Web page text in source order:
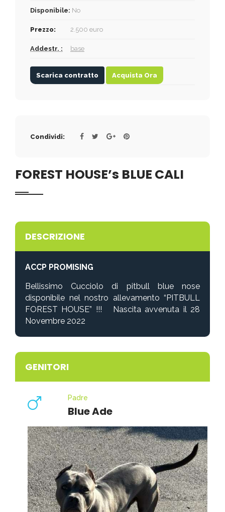
Disponibile: No
Prezzo: 2.500 euro
Addestr. : base
Scarica contratto Acquista Ora
Condividi:
FOREST HOUSE’s BLUE CALI
DESCRIZIONE
ACCP PROMISING
Bellissimo Cucciolo di pitbull blue nose
disponibile nel nostro allevamento “PITBULL
FOREST HOUSE” !!! Nascita avvenuta il 28
Novembre 2022
GENITORI
Padre
Blue Ade